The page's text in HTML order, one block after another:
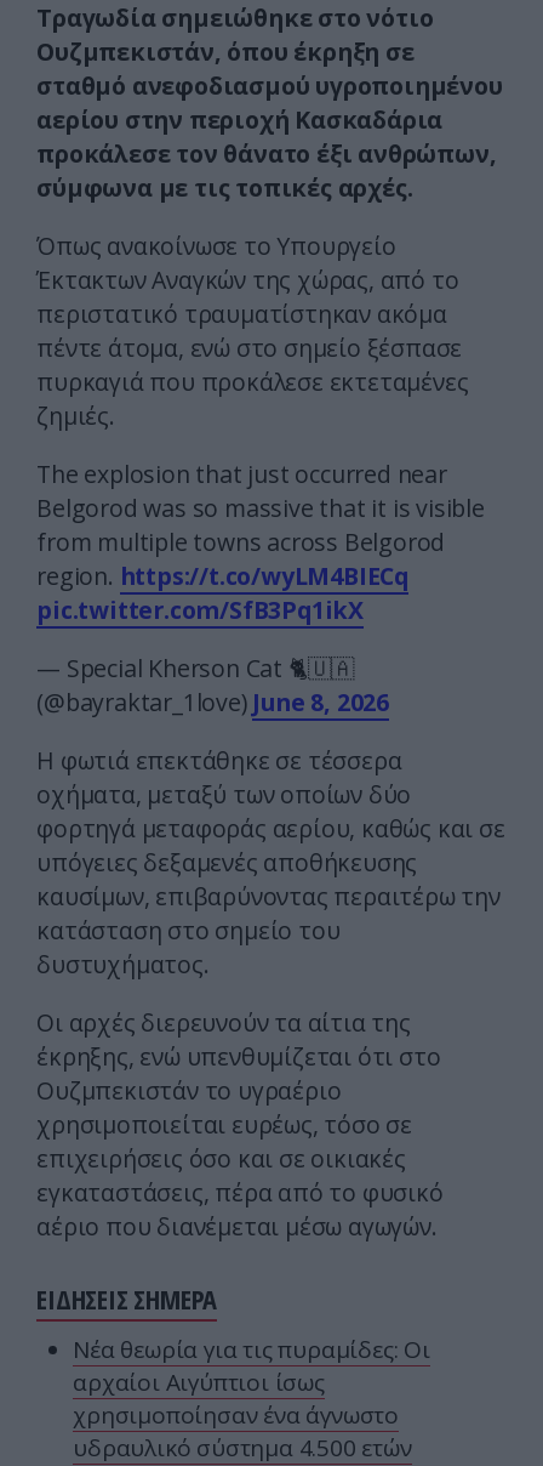
Τραγωδία σημειώθηκε στο νότιο
Ουζμπεκιστάν, όπου έκρηξη σε
σταθμό ανεφοδιασμού υγροποιημένου
αερίου στην περιοχή Κασκαδάρια
προκάλεσε τον θάνατο έξι ανθρώπων,
σύμφωνα με τις τοπικές αρχές.
Όπως ανακοίνωσε το Υπουργείο
Έκτακτων Αναγκών της χώρας, από το
περιστατικό τραυματίστηκαν ακόμα
πέντε άτομα, ενώ στο σημείο ξέσπασε
πυρκαγιά που προκάλεσε εκτεταμένες
ζημιές.
The explosion that just occurred near
Belgorod was so massive that it is visible
from multiple towns across Belgorod
region. https://t.co/wyLM4BIECq
pic.twitter.com/SfB3Pq1ikX
— Special Kherson Cat 🐈🇺🇦
(@bayraktar_1love) June 8, 2026
Η φωτιά επεκτάθηκε σε τέσσερα
οχήματα, μεταξύ των οποίων δύο
φορτηγά μεταφοράς αερίου, καθώς και σε
υπόγειες δεξαμενές αποθήκευσης
καυσίμων, επιβαρύνοντας περαιτέρω την
κατάσταση στο σημείο του
δυστυχήματος.
Οι αρχές διερευνούν τα αίτια της
έκρηξης, ενώ υπενθυμίζεται ότι στο
Ουζμπεκιστάν το υγραέριο
χρησιμοποιείται ευρέως, τόσο σε
επιχειρήσεις όσο και σε οικιακές
εγκαταστάσεις, πέρα από το φυσικό
αέριο που διανέμεται μέσω αγωγών.
ΕΙΔΗΣΕΙΣ ΣΗΜΕΡΑ
Νέα θεωρία για τις πυραμίδες: Οι
αρχαίοι Αιγύπτιοι ίσως
χρησιμοποίησαν ένα άγνωστο
υδραυλικό σύστημα 4.500 ετών